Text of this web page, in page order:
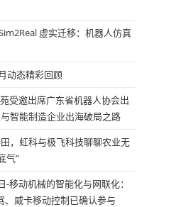
虚实迁移：机器人仿真
动态精彩回顾
受邀出席广东省机器人协会出
智能制造企业出海破局之路
，虹科与极飞科技聊聊农业无
气”
-移动机械的智能化与网联化：
、威卡移动控制已确认参与